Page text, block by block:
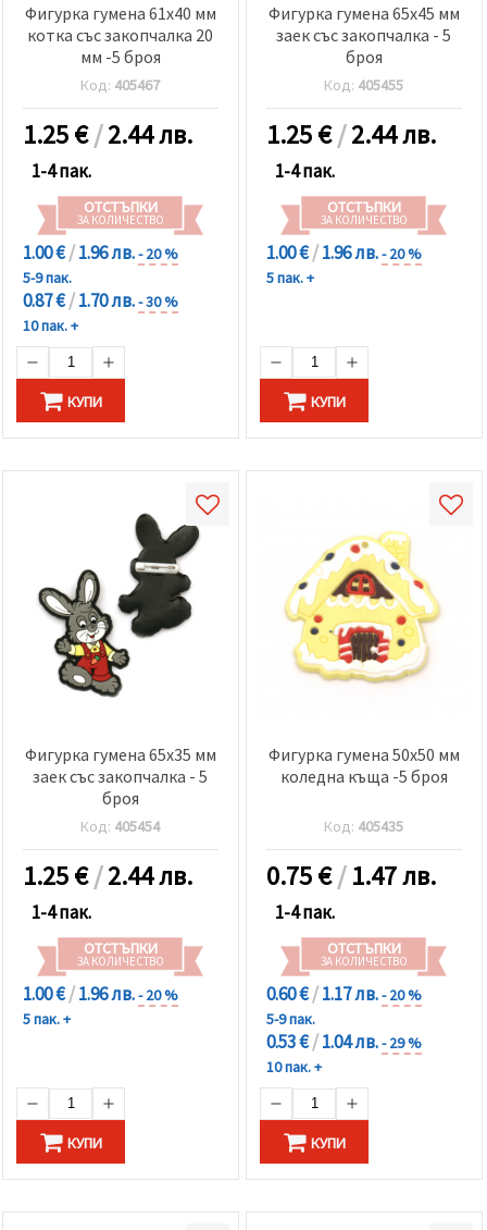
Фигурка гумена 61x40 мм
котка със закопчалка 20
мм -5 броя
Код: 405467
1.25€/2.44 лв.
1-4 пак.
ОТСТЪПКИ
ЗА КОЛИЧЕСТВО
1.00 €/1.96 лв.- 20 %
5-9 пак.
0.87 €/1.70 лв.- 30 %
10 пак. +
КУПИ
Фигурка гумена 65x45 мм
заек със закопчалка - 5
броя
Код: 405455
1.25€/2.44 лв.
1-4 пак.
ОТСТЪПКИ
ЗА КОЛИЧЕСТВО
1.00 €/1.96 лв.- 20 %
5 пак. +
КУПИ
Фигурка гумена 65x35 мм
заек със закопчалка - 5
броя
Код: 405454
1.25€/2.44 лв.
1-4 пак.
ОТСТЪПКИ
ЗА КОЛИЧЕСТВО
1.00 €/1.96 лв.- 20 %
5 пак. +
КУПИ
Фигурка гумена 50x50 мм
коледна къща -5 броя
Код: 405435
0.75€/1.47 лв.
1-4 пак.
ОТСТЪПКИ
ЗА КОЛИЧЕСТВО
0.60 €/1.17 лв.- 20 %
5-9 пак.
0.53 €/1.04 лв.- 29 %
10 пак. +
КУПИ